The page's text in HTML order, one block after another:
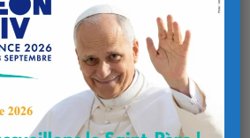
Télécharger
1 Télécharger